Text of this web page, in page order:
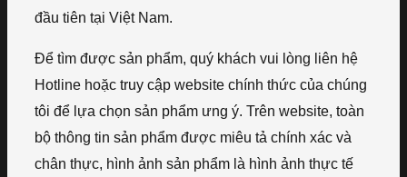
đầu tiên tại Việt Nam.
Để tìm được sản phẩm, quý khách vui lòng liên hệ
Hotline hoặc truy cập website chính thức của chúng
tôi để lựa chọn sản phẩm ưng ý. Trên website, toàn
bộ thông tin sản phẩm được miêu tả chính xác và
chân thực, hình ảnh sản phẩm là hình ảnh thực tế